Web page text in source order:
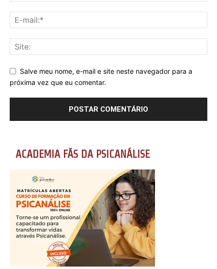
Salve meu nome, e-mail e site neste navegador para a
próxima vez que eu comentar.
ACADEMIA FÃS DA PSICANÁLISE